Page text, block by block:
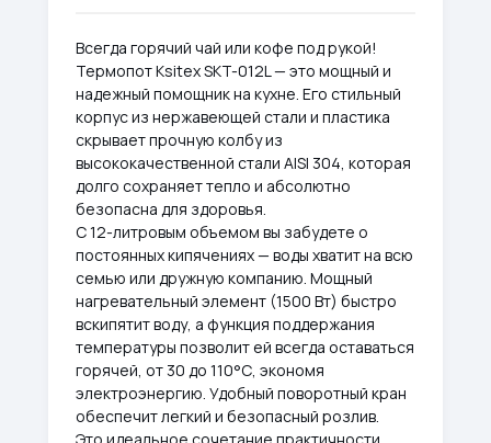
Всегда горячий чай или кофе под рукой!
Термопот Ksitex SKT-012L — это мощный и
надежный помощник на кухне. Его стильный
корпус из нержавеющей стали и пластика
скрывает прочную колбу из
высококачественной стали AISI 304, которая
долго сохраняет тепло и абсолютно
безопасна для здоровья.
С 12-литровым объемом вы забудете о
постоянных кипячениях — воды хватит на всю
семью или дружную компанию. Мощный
нагревательный элемент (1500 Вт) быстро
вскипятит воду, а функция поддержания
температуры позволит ей всегда оставаться
горячей, от 30 до 110°С, экономя
электроэнергию. Удобный поворотный кран
обеспечит легкий и безопасный розлив.